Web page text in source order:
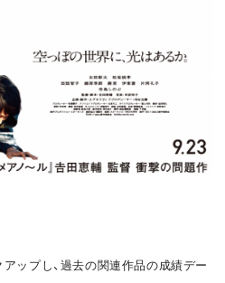
運営会社
ップし、過去の関連作品の成績デー